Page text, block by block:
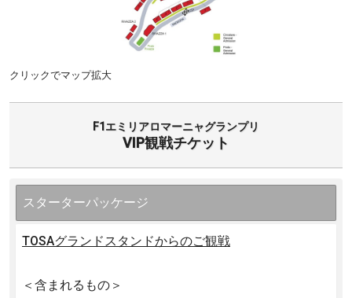
クリックでマップ拡大
F1エミリアロマーニャグランプリ
VIP観戦チケット
スターターパッケージ
TOSAグランドスタンドからのご観戦
＜含まれるもの＞